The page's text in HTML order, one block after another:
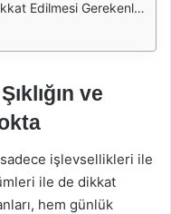
Edilmesi Gerekenler
ve
işlevsellikleri ile
ile de dikkat
hem günlük